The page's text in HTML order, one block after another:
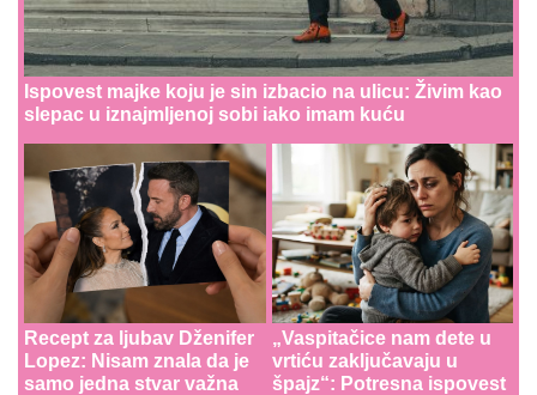
Ispovest majke koju je sin izbacio na ulicu: Živim kao
slepac u iznajmljenoj sobi iako imam kuću
Recept za ljubav Dženifer
Lopez: Nisam znala da je
samo jedna stvar važna
„Vaspitačice nam dete u
vrtiću zaključavaju u
špajz“: Potresna ispovest